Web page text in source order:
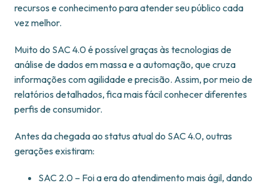
recursos e conhecimento para atender seu público cada
vez melhor.
Muito do SAC 4.0 é possível graças às tecnologias de
análise de dados em massa e a automação, que cruza
informações com agilidade e precisão. Assim, por meio de
relatórios detalhados, fica mais fácil conhecer diferentes
perfis de consumidor.
Antes da chegada ao status atual do SAC 4.0, outras
gerações existiram:
SAC 2.0 – Foi a era do atendimento mais ágil, dando